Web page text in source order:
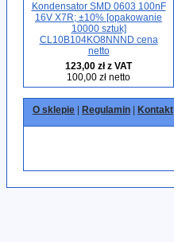
Kondensator SMD 0603 100nF
16V X7R; ±10% [opakowanie
10000 sztuk]
CL10B104KO8NNND cena
netto
123,00 zł z VAT
100,00 zł netto
O sklepie Regulamin Kontakt